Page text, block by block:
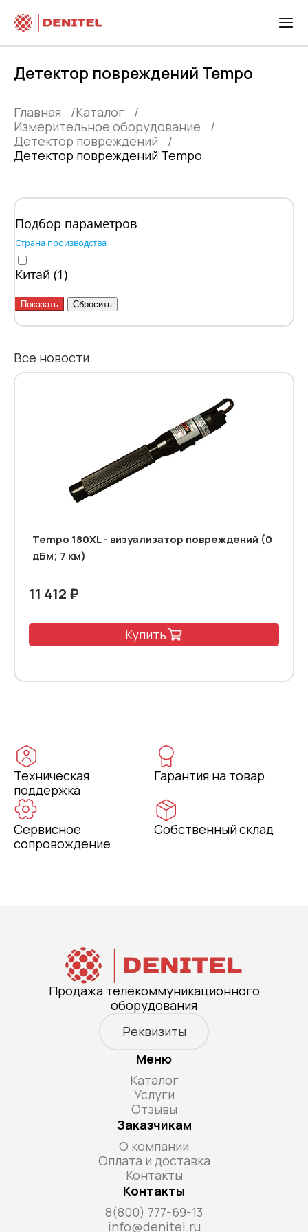
Детектор повреждений Tempo
Главная
Каталог
Измерительное оборудование
Детектор повреждений
Детектор повреждений Tempo
Подбор параметров
Страна производства
Китай (1)
Все новости
Tempo 180XL - визуализатор повреждений (0
дБм; 7 км)
11 412 ₽
Купить
Техническая
поддержка
Гарантия на товар
Сервисное
сопровождение
Собственный склад
Продажа телекоммуникационного
оборудования
Реквизиты
Меню
Каталог
Услуги
Отзывы
Заказчикам
О компании
Оплата и доставка
Контакты
Контакты
8(800) 777-69-13
info@denitel.ru